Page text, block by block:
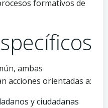
formativos de
ambas
acciones orientadas a:
y ciudadanas